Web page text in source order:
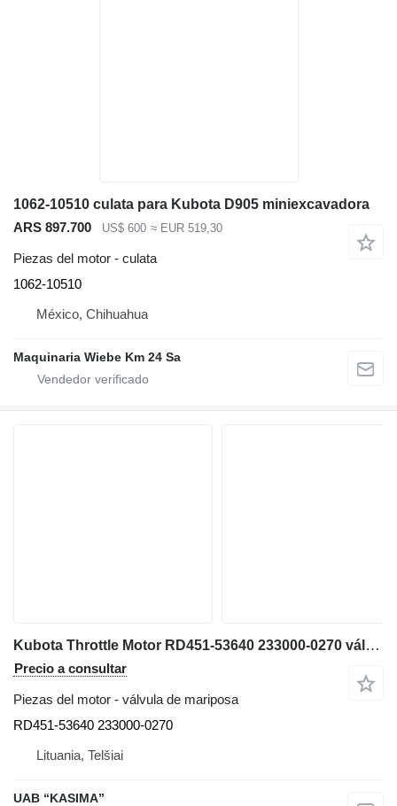
1062-10510 culata para Kubota D905 miniexcavadora
ARS 897.700
US$ 600 ≈ EUR 519,30
Piezas del motor - culata
1062-10510
México, Chihuahua
Maquinaria Wiebe Km 24 Sa
Kubota Throttle Motor RD451-53640 233000-0270 válvula de mariposa para Kubota U55-4 miniexcavadora
Precio a consultar
Piezas del motor - válvula de mariposa
RD451-53640 233000-0270
Lituania, Telšiai
UAB “KASIMA”